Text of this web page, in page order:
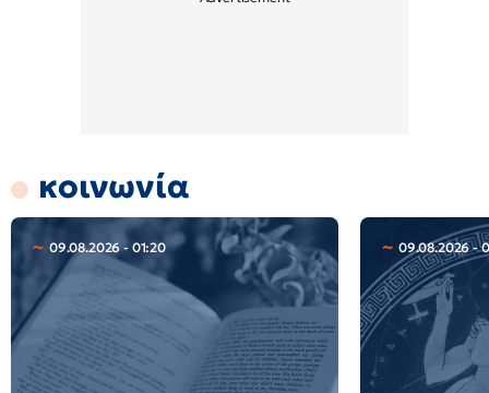
κοινωνία
09.08.2026 - 01:20 09.08.2026 -